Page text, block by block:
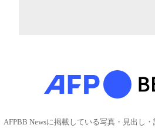
AFPBB Newsに掲載している写真・見出し